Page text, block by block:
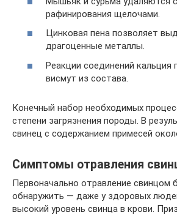
рафинирования щелочами.
Цинковая пена позволяет
драгоценные металлы.
Реакции соединений кальция
висмут из состава.
Конечный набор необходимых
степени загрязнения породы. В
свинец с содержанием примесей
Симптомы отравления
Первоначально отравление свинцом
обнаружить — даже у здоровых
высокий уровень свинца в крови.